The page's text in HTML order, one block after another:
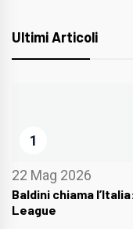
Ultimi Articoli
1
22 Mag 2026
Baldini chiama
League